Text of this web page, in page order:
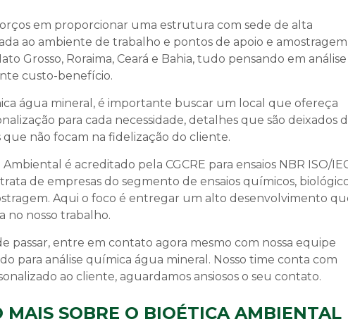
em proporcionar uma estrutura com sede de alta
ao ambiente de trabalho e pontos de apoio e amostragem
Grosso, Roraima, Ceará e Bahia, tudo pensando em análise
custo-benefício.
água mineral , é importante buscar um local que ofereça
para cada necessidade, detalhes que são deixados
não focam na fidelização do cliente.
é acreditado pela CGCRE para ensaios NBR ISO/
de empresas do segmento de ensaios químicos,
Aqui o foco é entregar um alto desenvolvimento
no nosso trabalho.
passar, entre em contato agora mesmo com nossa equipe
para análise química água mineral . Nosso time conta com
ao cliente, aguardamos ansiosos o seu contato.
MAIS SOBRE O BIOÉTICA AMBIENTAL